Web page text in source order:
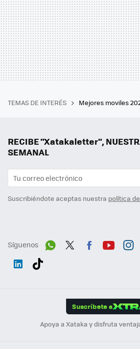
TEMAS DE INTERÉS Mejores moviles
RECIBE "Xatakaletter",
SEMANAL
Suscribiéndote aceptas nuestra política
Síguenos
Suscríbete a
Apoya a Xataka y disfruta